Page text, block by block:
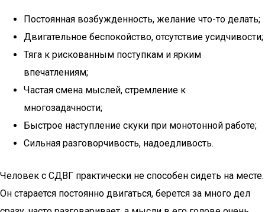
Постоянная возбужденность, желание что-то делать;
Двигательное беспокойство, отсутствие усидчивости;
Тяга к рискованным поступкам и ярким
впечатлениям;
Частая смена мыслей, стремление к
многозадачности;
Быстрое наступление скуки при монотонной работе;
Сильная разговорчивость, надоедливость.
Человек с СДВГ практически не способен сидеть на месте.
Он старается постоянно двигаться, берется за много дел